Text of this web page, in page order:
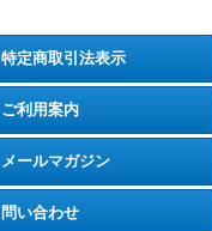
特定商取引法表示
ご利用案内
メールマガジン
問い合わせ